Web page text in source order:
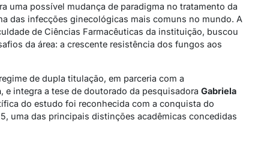
uma possível mudança de paradigma no tratamento da
das infecções ginecológicas mais comuns no mundo. A
de Ciências Farmacêuticas da instituição, buscou
da área: a crescente resistência dos fungos aos
de dupla titulação, em parceria com a
, e integra a tese de doutorado da pesquisadora Gabriela
do estudo foi reconhecida com a conquista do
uma das principais distinções acadêmicas concedidas